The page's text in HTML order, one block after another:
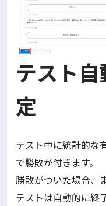
テスト
定
テスト中に統計的な
で勝敗が付きます。
勝敗がついた場合、
テストは自動的に終